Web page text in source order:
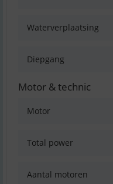
Waterverplaatsing
Diepgang
Motor & technic
Motor
Total power
Aantal motoren